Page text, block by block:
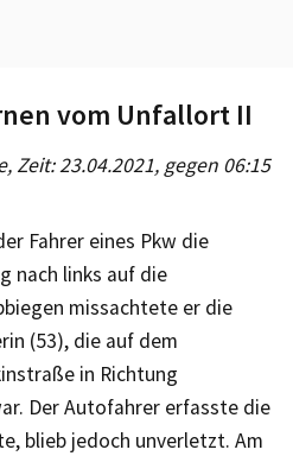
vom Unfallort II
Zeit: 23.04.2021, gegen 06:15
Fahrer eines Pkw die
nach links auf die
missachtete er die
(53), die auf dem
in Richtung
Der Autofahrer erfasste die
blieb jedoch unverletzt. Am